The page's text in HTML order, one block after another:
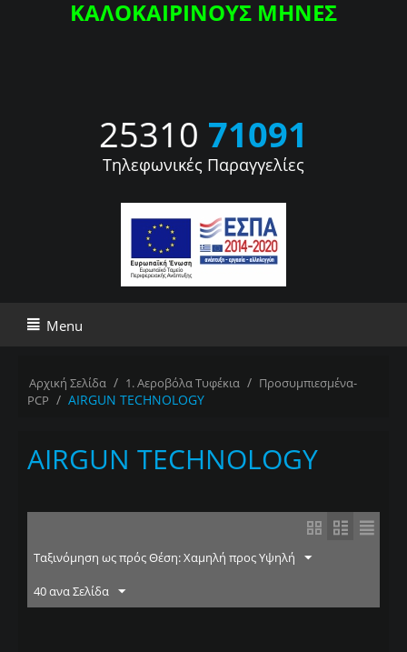
ΚΑΛΟΚΑΙΡΙΝΟΥΣ ΜΗΝΕΣ
25310 71091
Τηλεφωνικές Παραγγελίες
Menu
Αρχική Σελίδα / 1. Αεροβόλα Τυφέκια / Προσυμπιεσμένα-
PCP / AIRGUN TECHNOLOGY
AIRGUN TECHNOLOGY
Ταξινόμηση ως πρός Θέση: Χαμηλή προς Υψηλή
40 ανα Σελίδα